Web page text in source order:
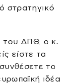
στρατηγικό
του ΔΠΘ, ο κ.
είστε τα
το
ιδέα